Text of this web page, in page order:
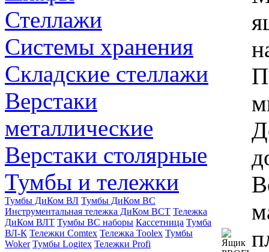
Стеллажи
Системы хранения
Складские стеллажи
Верстаки
металлические
Верстаки столярные
Тумбы и тележки
Тумбы ДиКом ВЛ Тумбы ДиКом ВС
Инструментальная тележка ДиКом ВСТ Тележка
ДиКом ВЛТ Тумбы ВС наборы Кассетница Тумба
ВЛ-К Тележки Comtex Тележка Toolex Тумбы
Woker Тумбы Logitex Тележки Profi